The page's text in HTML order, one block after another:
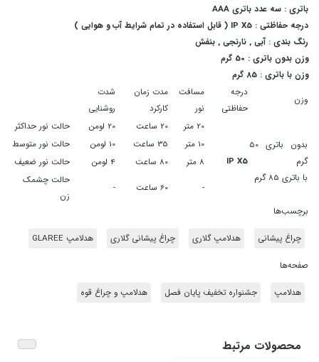
باتری : سه عدد باتری AAA
درجه حفاظتی : IP X5 ( قابل استفاده در تمام شرایط آب و هوایی )
رنگ بندی : آبی , نارنجی , بنفش
وزن بدون باتری : 50 گرم
وزن با باتری : 85 گرم
وزن
درجه
حفاظتی
مسافت
نور
مدت زمان
کارکرد
شدت
روشنایی
بدون باتری 50
گرم
با باتری 85 گرم
IP X5
20 متر 20 ساعت 20 لومن
حالت نور حداکثر
10 متر
35 ساعت 10 لومن
حالت نور متوسط
8 متر
80 ساعت 4 لومن
حالت نور ضعیف
-
60 ساعت -
حالت چشمک
زن
برچسب‌ها
چراغ پیشانی هدلامپ گلاری چراغ پیشانی گلاری هدلامپ GLAREE
صفحه‌ها
هدلامپ جشنواره تخفیف پایان فصل هدلامپ و چراغ قوه
محصولات مرتبط